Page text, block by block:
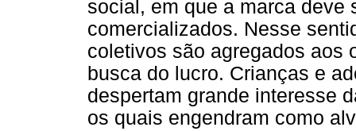
social, em que a marca deve
comercializados. Nesse
coletivos são agregados aos
busca do lucro. Crianças e
despertam grande interesse
os quais engendram como